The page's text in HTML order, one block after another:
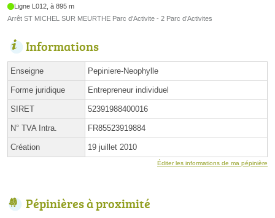
Ligne L012, à 895 m
Arrêt ST MICHEL SUR MEURTHE Parc d'Activite - 2 Parc d’Activites
Informations
Enseigne Pepiniere-Neophylle
Forme juridique Entrepreneur individuel
SIRET 52391988400016
N° TVA Intra. FR85523919884
Création 19 juillet 2010
Éditer les informations de ma pépinière
Pépinières à proximité